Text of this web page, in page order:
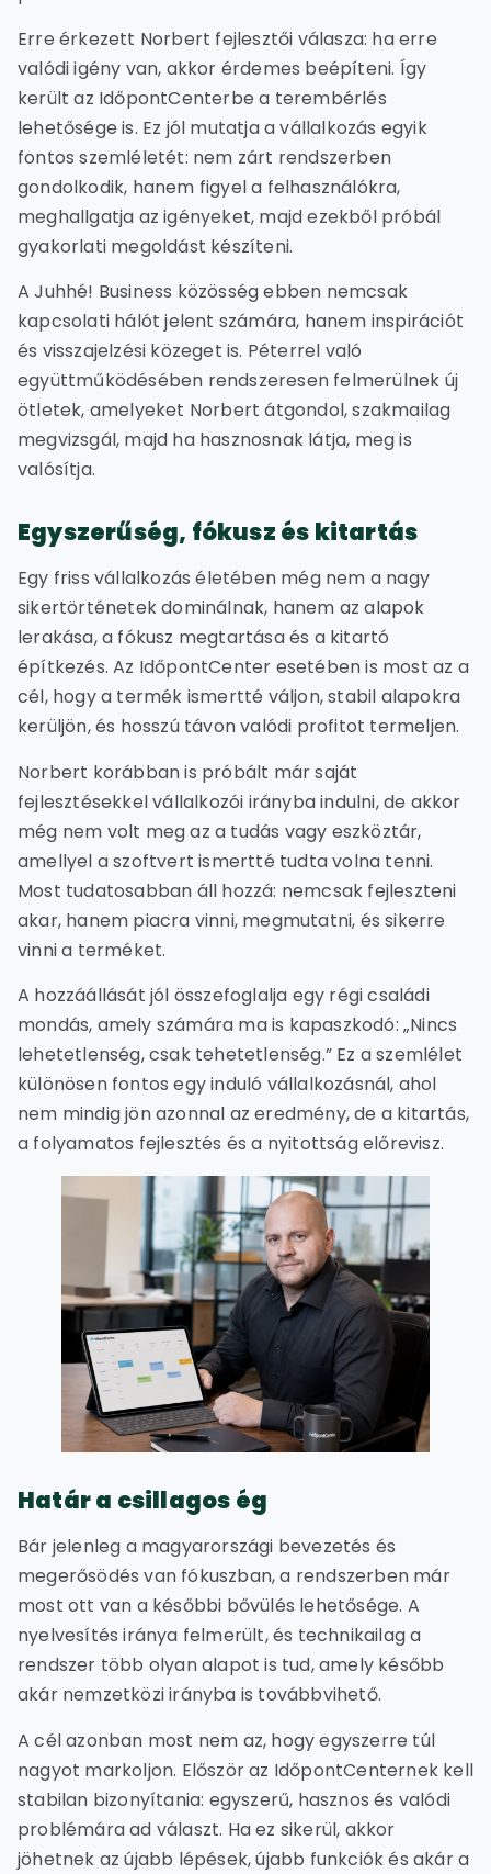
Erre érkezett Norbert fejlesztői válasza: ha erre
valódi igény van, akkor érdemes beépíteni. Így
került az IdőpontCenterbe a terembérlés
lehetősége is. Ez jól mutatja a vállalkozás egyik
fontos szemléletét: nem zárt rendszerben
gondolkodik, hanem figyel a felhasználókra,
meghallgatja az igényeket, majd ezekből próbál
gyakorlati megoldást készíteni.
A Juhhé! Business közösség ebben nemcsak
kapcsolati hálót jelent számára, hanem inspirációt
és visszajelzési közeget is. Péterrel való
együttműködésében rendszeresen felmerülnek új
ötletek, amelyeket Norbert átgondol, szakmailag
megvizsgál, majd ha hasznosnak látja, meg is
valósítja.
Egyszerűség, fókusz és kitartás
Egy friss vállalkozás életében még nem a nagy
sikertörténetek dominálnak, hanem az alapok
lerakása, a fókusz megtartása és a kitartó
építkezés. Az IdőpontCenter esetében is most az a
cél, hogy a termék ismertté váljon, stabil alapokra
kerüljön, és hosszú távon valódi profitot termeljen.
Norbert korábban is próbált már saját
fejlesztésekkel vállalkozói irányba indulni, de akkor
még nem volt meg az a tudás vagy eszköztár,
amellyel a szoftvert ismertté tudta volna tenni.
Most tudatosabban áll hozzá: nemcsak fejleszteni
akar, hanem piacra vinni, megmutatni, és sikerre
vinni a terméket.
A hozzáállását jól összefoglalja egy régi családi
mondás, amely számára ma is kapaszkodó: „Nincs
lehetetlenség, csak tehetetlenség.” Ez a szemlélet
különösen fontos egy induló vállalkozásnál, ahol
nem mindig jön azonnal az eredmény, de a kitartás,
a folyamatos fejlesztés és a nyitottság előrevisz.
Határ a csillagos ég
Bár jelenleg a magyarországi bevezetés és
megerősödés van fókuszban, a rendszerben már
most ott van a későbbi bővülés lehetősége. A
nyelvesítés iránya felmerült, és technikailag a
rendszer több olyan alapot is tud, amely később
akár nemzetközi irányba is továbbvihető.
A cél azonban most nem az, hogy egyszerre túl
nagyot markoljon. Először az IdőpontCenternek kell
stabilan bizonyítania: egyszerű, hasznos és valódi
problémára ad választ. Ha ez sikerül, akkor
jöhetnek az újabb lépések, újabb funkciók és akár a